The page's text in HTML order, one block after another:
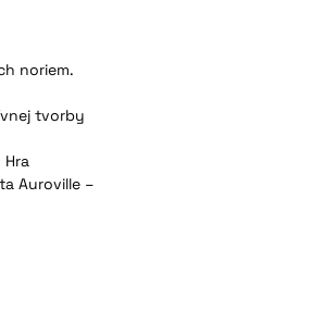
noriem.
tvorby
Auroville –